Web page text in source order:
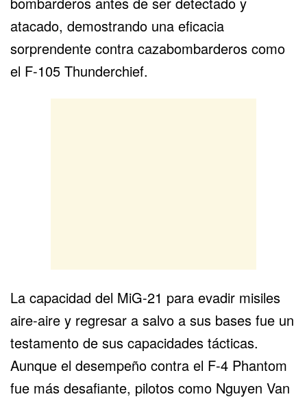
atacado, demostrando una eficacia
sorprendente contra cazabombarderos como
el F-105 Thunderchief.
La capacidad del MiG-21 para evadir misiles
aire-aire y regresar a salvo a sus bases fue un
testamento de sus capacidades tácticas.
Aunque el desempeño contra el F-4 Phantom
fue más desafiante, pilotos como Nguyen Van